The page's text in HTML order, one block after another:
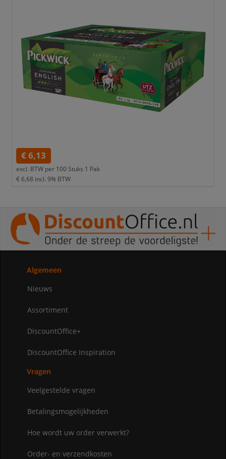
€ 6,13
excl. BTW per 100 Stuks 1 Pak
€ 6,68 incl. 9% BTW
Algemeen
Nieuws
Assortiment
DiscountOffice+
DiscountOffice Inspiration
Vragen
Veelgestelde vragen
Betalingsmogelijkheden
Hoe wordt uw order verwerkt?
Order- en verzendkosten